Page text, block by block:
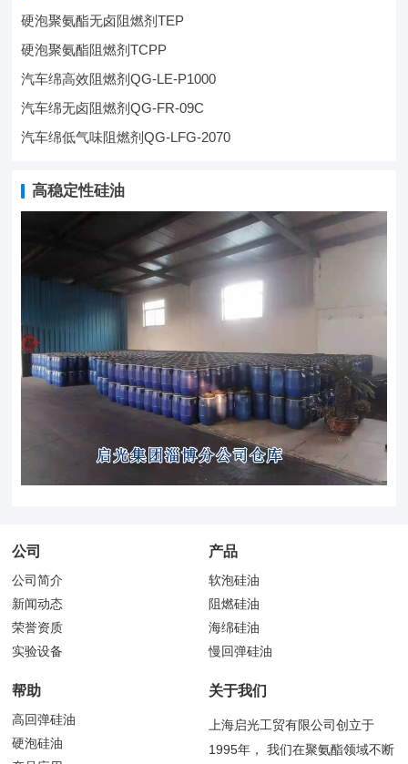
硬泡聚氨酯无卤阻燃剂TEP
硬泡聚氨酯阻燃剂TCPP
汽车绵高效阻燃剂QG-LE-P1000
汽车绵无卤阻燃剂QG-FR-09C
汽车绵低气味阻燃剂QG-LFG-2070
高稳定性硅油
公司
公司简介
新闻动态
荣誉资质
实验设备
产品
软泡硅油
阻燃硅油
海绵硅油
慢回弹硅油
帮助
高回弹硅油
硬泡硅油
关于我们
上海启光工贸有限公司创立于
1995年， 我们在聚氨酯领域不断